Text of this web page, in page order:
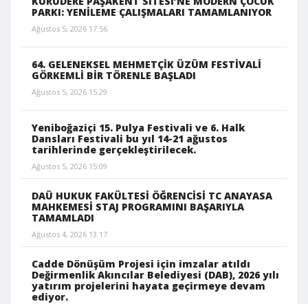
PARKI: YENİLEME ÇALIŞMALARI TAMAMLANIYOR
Ağustos 5, 2026 17:56
64. GELENEKSEL MEHMETÇİK ÜZÜM FESTİVALİ
GÖRKEMLİ BİR TÖRENLE BAŞLADI
Ağustos 5, 2026 15:29
Yeniboğaziçi 15. Pulya Festivali ve 6. Halk
Dansları Festivali bu yıl 14-21 ağustos
tarihlerinde gerçekleştirilecek.
Ağustos 5, 2026 15:09
DAÜ HUKUK FAKÜLTESİ ÖĞRENCİSİ TC ANAYASA
MAHKEMESİ STAJ PROGRAMINI BAŞARIYLA
TAMAMLADI
Ağustos 4, 2026 13:17
Cadde Dönüşüm Projesi için imzalar atıldı
Değirmenlik Akıncılar Belediyesi (DAB), 2026 yılı
yatırım projelerini hayata geçirmeye devam
ediyor.